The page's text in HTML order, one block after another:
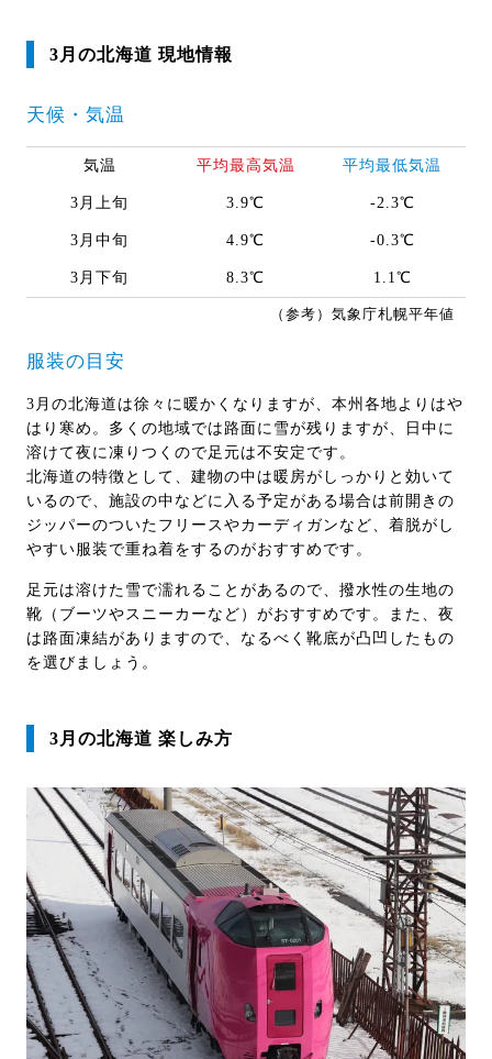
3月の北海道 現地情報
天候・気温
気温 平均最高気温 平均最低気温
3月上旬 3.9℃ -2.3℃
3月中旬 4.9℃ -0.3℃
3月下旬 8.3℃ 1.1℃
（参考）気象庁札幌平年値
服装の目安
3月の北海道は徐々に暖かくなりますが、本州各地よりはや
はり寒め。多くの地域では路面に雪が残りますが、日中に
溶けて夜に凍りつくので足元は不安定です。
北海道の特徴として、建物の中は暖房がしっかりと効いて
いるので、施設の中などに入る予定がある場合は前開きの
ジッパーのついたフリースやカーディガンなど、着脱がし
やすい服装で重ね着をするのがおすすめです。
足元は溶けた雪で濡れることがあるので、撥水性の生地の
靴（ブーツやスニーカーなど）がおすすめです。また、夜
は路面凍結がありますので、なるべく靴底が凸凹したもの
を選びましょう。
3月の北海道 楽しみ方